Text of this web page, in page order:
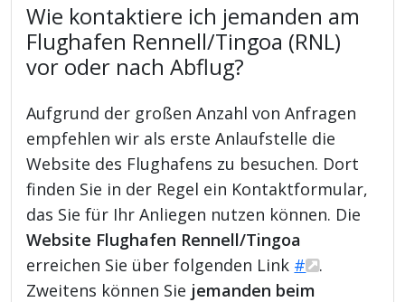
Wie kontaktiere ich jemanden am
Flughafen Rennell/Tingoa (RNL)
vor oder nach Abflug?
Aufgrund der großen Anzahl von Anfragen
empfehlen wir als erste Anlaufstelle die
Website des Flughafens zu besuchen. Dort
finden Sie in der Regel ein Kontaktformular,
das Sie für Ihr Anliegen nutzen können. Die
Website Flughafen Rennell/Tingoa
erreichen Sie über folgenden Link #
.
Zweitens können Sie jemanden beim